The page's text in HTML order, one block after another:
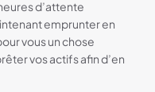
d’attente
emprunter en
vous un chose
vos actifs afin d’en